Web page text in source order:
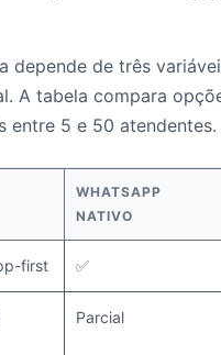
depende de três
A tabela compara
entre 5 e 50 atendentes.
WHATSAPP
NATIVO
first ✅
Parcial